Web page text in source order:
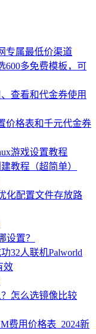
专属最低价渠道
600多免费模板，可
查看和代金券使用
价格表和千元代金券
游戏设置教程
教程（超简单）
化配置文件存放路
设置？
32人联机Palworld
效
怎么选镜像比较
费用价格表_2024新